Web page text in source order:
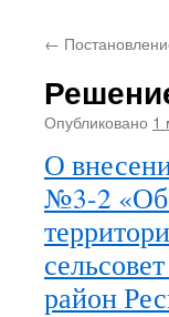
←
Опубликовано 1
О
№3-2 «Об
район